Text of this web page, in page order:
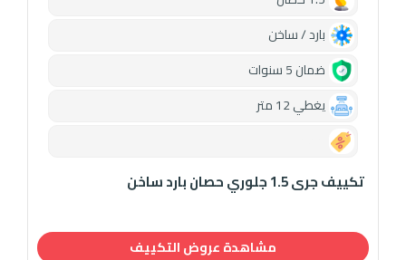
بارد / ساخن
ضمان 5 سنوات
يغطي 12 متر
تكييف جرى 1.5 جلوري حصان بارد ساخن
مشاهدة عروض التكييف